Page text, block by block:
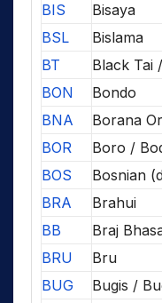
BIS
Bisaya
BSL
Bislama
BT
Black Tai
BON
Bondo
BNA
Borana
BOR
Boro /
BOS
Bosnian
BRA
Brahui
BB
Braj
BRU
Bru
BUG
Bugis /